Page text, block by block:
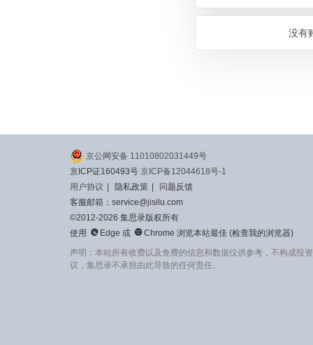
没有
京公网安备 11010802031449号
京ICP证160493号 京ICP备12044618号-1
用户协议 | 隐私政策 |
问题反馈
客服邮箱：service@jisilu.com
©2012-2026 集思录版权所有
使用  Edge 或 Chrome 浏览本站最佳 (检查我的浏览器)
声明：本站所有收费以及免费的信息和数据仅供参考，不构成投
议，集思录不承担由此导致的任何责任。